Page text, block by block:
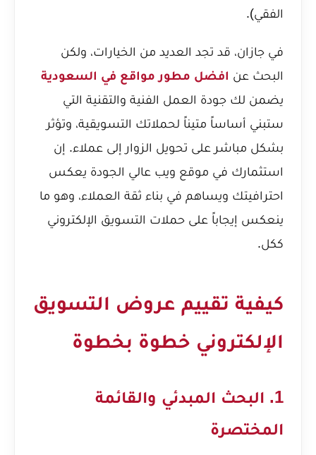
الفقي).
في جازان، قد تجد العديد من الخيارات، ولكن
البحث عن افضل مطور مواقع في السعودية
يضمن لك جودة العمل الفنية والتقنية التي
ستبني أساساً متيناً لحملاتك التسويقية، وتؤثر
بشكل مباشر على تحويل الزوار إلى عملاء. إن
استثمارك في موقع ويب عالي الجودة يعكس
احترافيتك ويساهم في بناء ثقة العملاء، وهو ما
ينعكس إيجاباً على حملات التسويق الإلكتروني
ككل.
كيفية تقييم عروض التسويق
الإلكتروني خطوة بخطوة
1. البحث المبدئي والقائمة
المختصرة